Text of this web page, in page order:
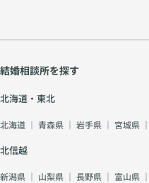
結婚相談所を探す
北海道・東北
北海道 ｜ 青森県 ｜ 岩手県 ｜ 宮城県 ｜
北信越
新潟県 ｜ 山梨県 ｜ 長野県 ｜ 富山県 ｜